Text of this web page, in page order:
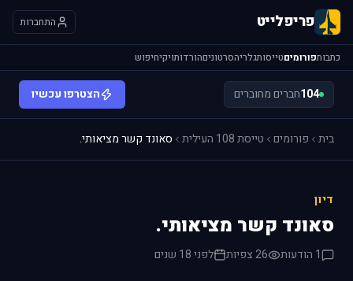
פריפלייט התחברות
כתבותפורומיםטייסותגלריהסרטוניםהורדותויקיחיפוש
104חברים מחוברים הצטרפו עכשיו
בית פורומים טייסת 108 העילית סאונד קשר מציאותי.
דיון
סאונד קשר מציאותי.
1 הודעות 26 צפיות לפני 18 שנים